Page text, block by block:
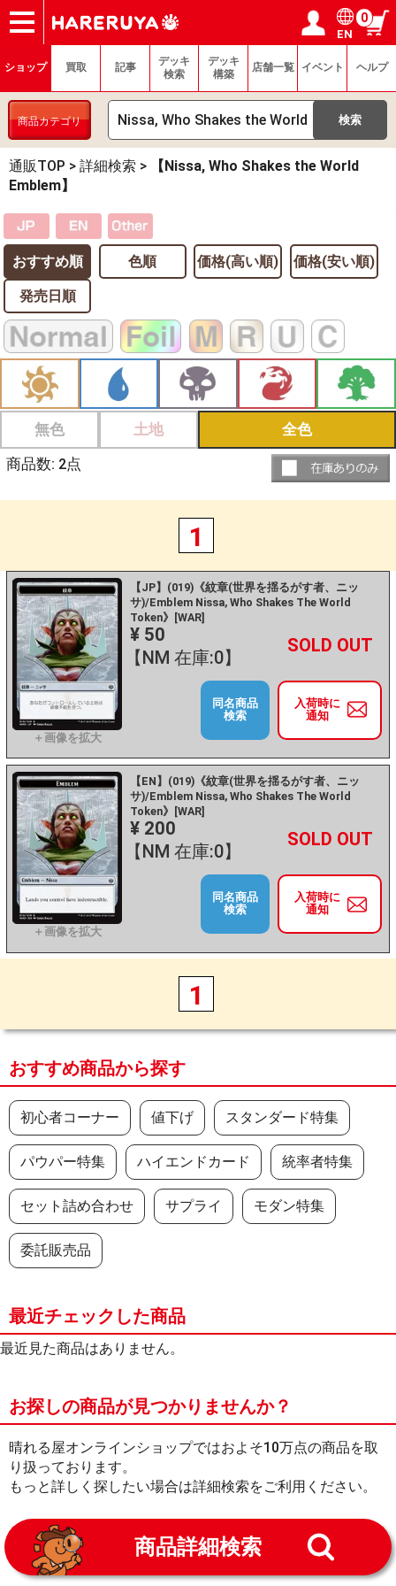
ショップ
買取
記事
デッキ検索
デッキ構築
選手一覧
店舗一覧
イベント
ヘルプ
お問い合わせ ログイン／会員登録
マイページ
EN
0
ショップ 買取 記事
デッキ
検索
デッキ
構築
店舗一覧 イベント ヘルプ
商品カテゴリ
通販TOP > 詳細検索 >
【Nissa, Who Shakes the World
Emblem】
おすすめ順 色順 価格(高い順) 価格(安い順)
発売日順
無色 土地 全色
商品数: 2点
1
【JP】(019)《紋章(世界を揺るがす者、ニッ
サ)/Emblem Nissa, Who Shakes The World
Token》[WAR]
¥ 50
【NM 在庫:0】
－ +
入荷時に
通知
同名商品
検索
【EN】(019)《紋章(世界を揺るがす者、ニッ
サ)/Emblem Nissa, Who Shakes The World
Token》[WAR]
¥ 200
【NM 在庫:0】
－ +
入荷時に
通知
同名商品
検索
1
おすすめ商品から探す
初心者コーナー 値下げ スタンダード特集
パウパー特集 ハイエンドカード 統率者特集
セット詰め合わせ サプライ モダン特集
委託販売品
最近チェックした商品
最近見た商品はありません。
お探しの商品が見つかりませんか？
晴れる屋オンラインショップではおよそ10万点の商品を取
り扱っております。
もっと詳しく探したい場合は詳細検索をご利用ください。
商品詳細検索